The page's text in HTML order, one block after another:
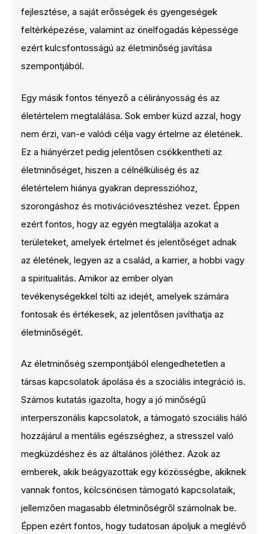
fejlesztése, a saját erősségek és gyengeségek
feltérképezése, valamint az önelfogadás képessége
ezért kulcsfontosságú az életminőség javítása
szempontjából.
Egy másik fontos tényező a célirányosság és az
életértelem megtalálása. Sok ember küzd azzal, hogy
nem érzi, van-e valódi célja vagy értelme az életének.
Ez a hiányérzet pedig jelentősen csökkentheti az
életminőséget, hiszen a célnélküliség és az
életértelem hiánya gyakran depresszióhoz,
szorongáshoz és motivációvesztéshez vezet. Éppen
ezért fontos, hogy az egyén megtalálja azokat a
területeket, amelyek értelmet és jelentőséget adnak
az életének, legyen az a család, a karrier, a hobbi vagy
a spiritualitás. Amikor az ember olyan
tevékenységekkel tölti az idejét, amelyek számára
fontosak és értékesek, az jelentősen javíthatja az
életminőségét.
Az életminőség szempontjából elengedhetetlen a
társas kapcsolatok ápolása és a szociális integráció is.
Számos kutatás igazolta, hogy a jó minőségű
interperszonális kapcsolatok, a támogató szociális háló
hozzájárul a mentális egészséghez, a stresszel való
megküzdéshez és az általános jóléthez. Azok az
emberek, akik beágyazottak egy közösségbe, akiknek
vannak fontos, kölcsönösen támogató kapcsolataik,
jellemzően magasabb életminőségről számolnak be.
Éppen ezért fontos, hogy tudatosan ápoljuk a meglévő